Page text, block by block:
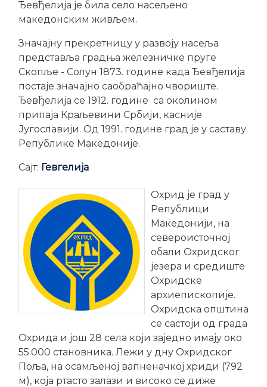
Ђевђелија је била село насељено
македонским живљем.
Значајну прекретницу у развоју насеља
представља градња железничке пруге
Скопље - Солун 1873. године када Ђевђелија
постаје значајно саобраћајно чвориште.
Ђевђелија се 1912. године са околином
припаја Краљевини Србији, касније
Југославији. Од 1991. године град је у саставу
Републике Македоније.
Сајт: Гевгелија
Охрид је град у
Републици
Македонији, на
североисточној
обали Охридског
језера и средиште
Охридске
архиепископије.
Охридска општина
се састоји од града
Охрида и још 28 села који заједно имају око
55.000 становника. Лежи у дну Охридског
Поља, на осамљеној вапненачкој хриди (792
м), која ртасто залази и високо се диже